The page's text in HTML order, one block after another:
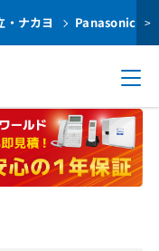
・ナカヨ Panasonic >